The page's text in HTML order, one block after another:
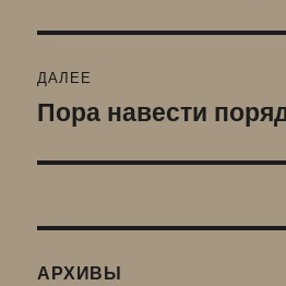
ДАЛЕЕ
Следующая
Пора навести
АРХИВЫ